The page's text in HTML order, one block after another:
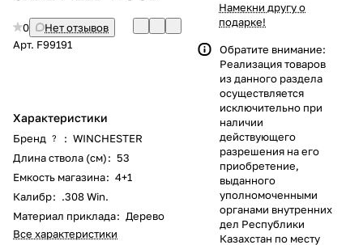
0
Нет отзывов
Арт. F99191
Характеристики
Бренд ? : WINCHESTER
Длина ствола (см): 53
Емкость магазина: 4+1
Калибр: .308 Win.
Материал приклада: Дерево
Все характеристики
Намекни другу о
подарке!
Обратите внимание:
Реализация товаров
из данного раздела
осуществляется
исключительно при
наличии
действующего
разрешения на его
приобретение,
выданного
уполномоченными
органами внутренних
дел Республики
Казахстан по месту